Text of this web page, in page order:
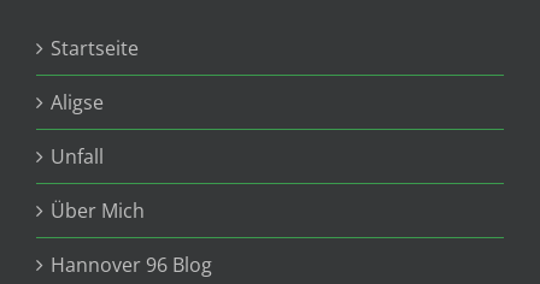
Startseite
Aligse
Unfall
Über Mich
Hannover 96 Blog